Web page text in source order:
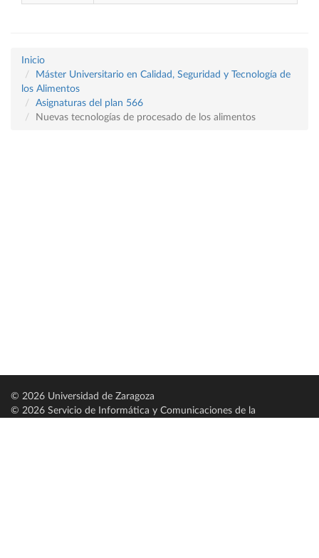
Inicio
Máster Universitario en Calidad, Seguridad y Tecnología de
los Alimentos
Asignaturas del plan 566
Nuevas tecnologías de procesado de los alimentos
© 2026 Universidad de Zaragoza
© 2026 Servicio de Informática y Comunicaciones de la